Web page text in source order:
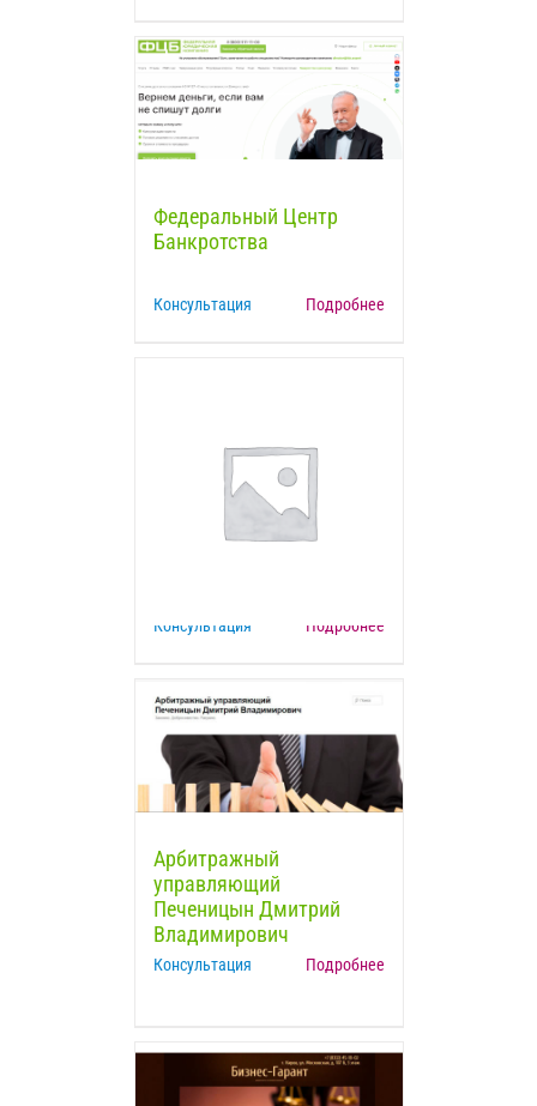
Федеральный Центр
Банкротства
Консультация Подробнее
Компания Кризисам Нет
Консультация Подробнее
Арбитражный
управляющий
Печеницын Дмитрий
Владимирович
Консультация Подробнее